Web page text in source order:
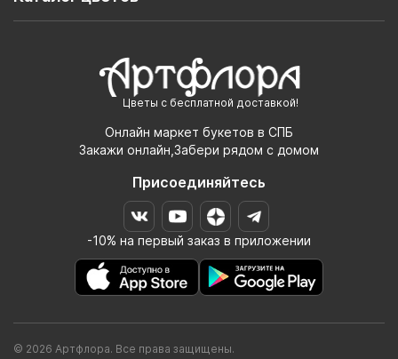
Цветы с бесплатной доставкой!
Онлайн маркет букетов в СПБ
Закажи онлайн,Забери рядом с домом
Присоединяйтесь
-10% на первый заказ в приложении
© 2026 Артфлора. Все права защищены.